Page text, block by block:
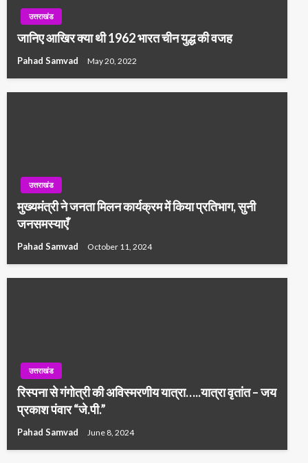
उत्तराखंड
जानिए आखिर क्या थी 1962 भारत चीन युद्ध की वजह
Pahad Samvad May 20, 2022
उत्तराखंड
मुख्यमंत्री ने जनता मिलन कार्यक्रम में किया प्रतिभाग, सुनी
जनसमस्याएँ
Pahad Samvad October 11, 2024
उत्तराखंड
रिस्पना से गंगोत्री की अविस्मरणीय यात्रा…..यात्रा वृतांत – जय
प्रकाश पंवार “जे.पी.”
Pahad Samvad June 8, 2024